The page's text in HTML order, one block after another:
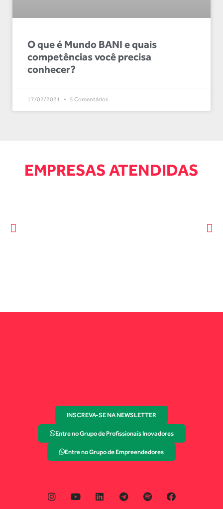
O que é Mundo BANI e quais
competências você precisa
conhecer?
17/02/2021 5 Comentários
EMPRESAS ATENDIDAS
INSCREVA-SE NA NEWSLETTER
Entre no Grupo de Profissionais Inovadores
Entre no Grupo de Empreendedores